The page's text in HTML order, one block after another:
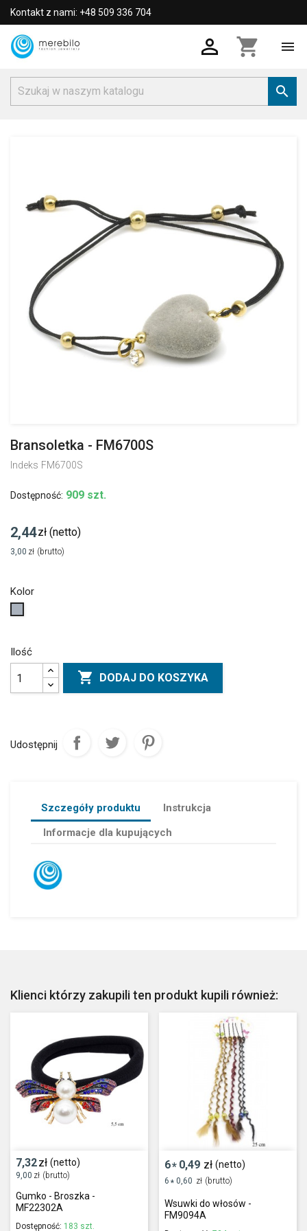
Kontakt z nami: +48 509 336 704
 shopping_cart 

Bransoletka - FM6700S
Indeks FM6700S
Dostępność: 909 szt.
2,44zł (netto)
3,00 zł (brutto)
Kolor
Ilość
 DODAJ DO KOSZYKA
Udostępnij
Szczegóły produktu
Instrukcja
Informacje dla kupujących
Klienci którzy zakupili ten produkt kupili również:
7,32zł (netto)
9,00 zł (brutto)
Gumko - Broszka -
MF22302A
Dostępność: 183 szt.
6* 0,49 zł (netto)
6 * 0,60 zł (brutto)
Wsuwki do włosów -
FM9094A